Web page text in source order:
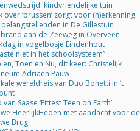
kindvriendelijke tuin
over ‘brussen’ zorgt voor (h)erkenning
belangstellenden in De Gillestuin
aan de Zeeweg in Overveen
in vogelbosje Eindenhout
niet in het schoolsysteem”
Toen en Nu, dit keer: Christelijk
Adriaen Pauw
wereldreis van Duo Bonetti in ’t
van Saase ‘Fittest Teen on Earth’
HeerlijkHeden met aandacht voor de
Brug